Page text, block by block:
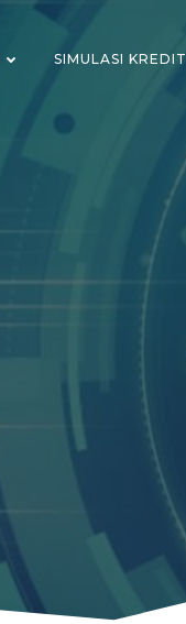
SIMULASI KREDIT